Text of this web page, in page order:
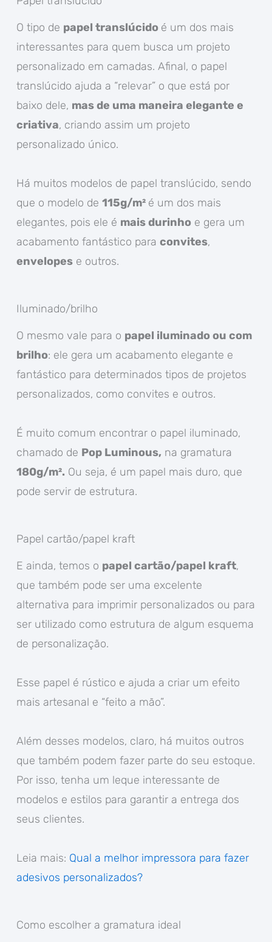
O tipo de papel translúcido é um dos mais
interessantes para quem busca um projeto
personalizado em camadas. Afinal, o papel
translúcido ajuda a “relevar” o que está por
baixo dele, mas de uma maneira elegante e
criativa, criando assim um projeto
personalizado único.
Há muitos modelos de papel translúcido, sendo
que o modelo de 115g/m² é um dos mais
elegantes, pois ele é mais durinhoe gera um
acabamento fantástico para convites,
envelopese outros.
Iluminado/brilho
O mesmo vale para o papel iluminado ou com
brilho: ele gera um acabamento elegante e
fantástico para determinados tipos de projetos
personalizados, como convites e outros.
É muito comum encontrar o papel iluminado,
chamado de Pop Luminous, na gramatura
180g/m². Ou seja, é um papel mais duro, que
pode servir de estrutura.
Papel cartão/papel kraft
E ainda, temos o papel cartão/papel kraft,
que também pode ser uma excelente
alternativa para imprimir personalizados ou para
ser utilizado como estrutura de algum esquema
de personalização.
Esse papel é rústico e ajuda a criar um efeito
mais artesanal e “feito a mão”.
Além desses modelos, claro, há muitos outros
que também podem fazer parte do seu estoque.
Por isso, tenha um leque interessante de
modelos e estilos para garantir a entrega dos
seus clientes.
Leia mais: Qual a melhor impressora para fazer
adesivos personalizados?
Como escolher a gramatura ideal